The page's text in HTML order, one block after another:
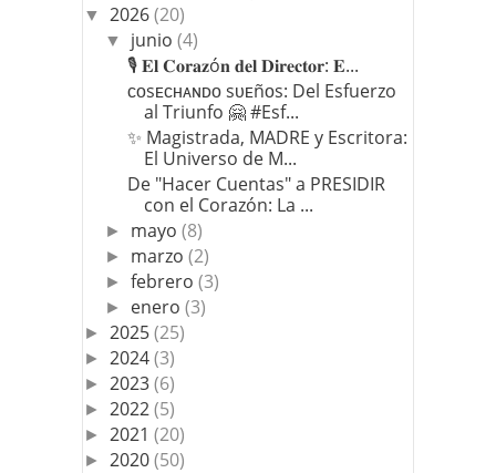
▼ 2026(20)
▼ junio(4)
🎙️ 𝐄𝐥 𝐂𝐨𝐫𝐚𝐳ó𝐧 𝐝𝐞𝐥 𝐃𝐢𝐫𝐞𝐜𝐭𝐨𝐫: 𝐄...
ᴄᴏsᴇᴄʜᴀɴᴅᴏ sᴜᴇñᴏs: Del Esfuerzo
al Triunfo 🤗 #Esf...
​✨ Magistrada, MADRE y Escritora:
El Universo de M...
​De "Hacer Cuentas" a PRESIDIR
con el Corazón: La ...
► mayo(8)
► marzo(2)
►febrero(3)
► enero(3)
► 2025(25)
► 2024(3)
► 2023(6)
► 2022(5)
► 2021 (20)
► 2020(50)